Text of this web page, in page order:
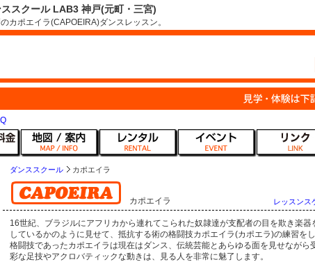
スクール LAB3 神戸(元町・三宮)
カポエイラ(CAPOEIRA)ダンスレッスン。
ダンススクール カポエイラ
カポエイラ レッスンス
16世紀、ブラジルにアフリカから連れてこられた奴隷達が支配者の目を欺き楽器
しているかのように見せて、抵抗する術の格闘技カポエイラ(カポエラ)の練習を
格闘技であったカポエイラは現在はダンス、伝統芸能とあらゆる面を見せながら
彩な足技やアクロバティックな動きは、見る人を非常に魅了します。